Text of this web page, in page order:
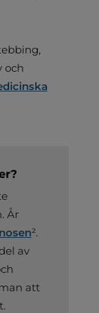
och
År
².
av
att